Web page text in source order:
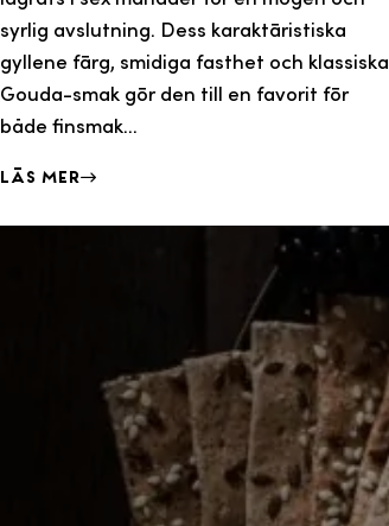
syrlig avslutning. Dess karaktäristiska
gyllene färg, smidiga fasthet och klassiska
Gouda-smak gör den till en favorit för
både finsmak...
Läs mer